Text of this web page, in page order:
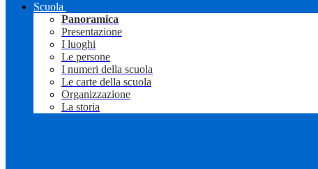
Scuola
Panoramica
Presentazione
I luoghi
Le persone
I numeri della scuola
Le carte della scuola
Organizzazione
La storia